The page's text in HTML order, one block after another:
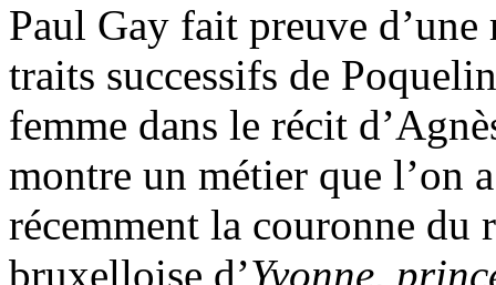
Paul Gay fait preuve
traits successifs de
femme dans le récit
montre un métier que l’on
récemment la couronne du
bruxelloise d’Yvonne,